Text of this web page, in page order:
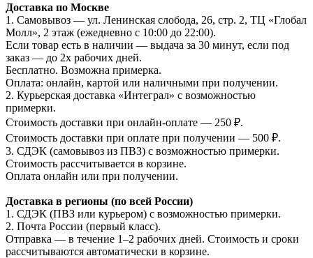
Доставка по Москве
1. Самовывоз — ул. Ленинская слобода, 26, стр. 2, ТЦ «Глобал
Молл», 2 этаж (ежедневно с 10:00 до 22:00).
Если товар есть в наличии — выдача за 30 минут, если под
заказ — до 2х рабочих дней.
Бесплатно. Возможна примерка.
Оплата: онлайн, картой или наличными при получении.
2. Курьерская доставка «Интеграл» с возможностью
примерки.
Стоимость доставки при онлайн-оплате — 250 ₽.
Стоимость доставки при оплате при получении — 500 ₽.
3. СДЭК (самовывоз из ПВЗ) с возможностью примерки.
Стоимость рассчитывается в корзине.
Оплата онлайн или при получении.
Доставка в регионы (по всей России)
1. СДЭК (ПВЗ или курьером) с возможностью примерки.
2. Почта России (первый класс).
Отправка — в течение 1–2 рабочих дней. Стоимость и сроки
рассчитываются автоматически в корзине.